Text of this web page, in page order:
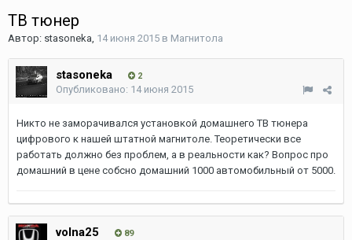
ТВ тюнер
Автор: stasoneka, 14 июня 2015 в Магнитола
stasoneka 2
Опубликовано: 14 июня 2015
Никто не заморачивался установкой домашнего ТВ тюнера
цифрового к нашей штатной магнитоле. Теоретически все
работать должно без проблем, а в реальности как? Вопрос про
домашний в цене собсно домашний 1000 автомобильный от 5000.
volna25 89